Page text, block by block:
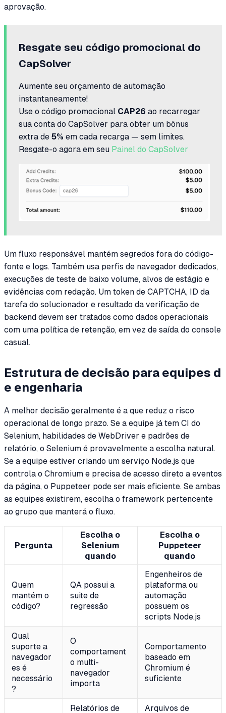
aprovação.
Resgate seu código promocional do
CapSolver
Aumente seu orçamento de automação
instantaneamente!
Use o código promocional CAP26 ao recarregar
sua conta do CapSolver para obter um bônus
extra de 5% em cada recarga — sem limites.
Resgate-o agora em seu Painel do CapSolver
Um fluxo responsável mantém segredos fora do código-
fonte e logs. Também usa perfis de navegador dedicados,
execuções de teste de baixo volume, alvos de estágio e
evidências com redação. Um token de CAPTCHA, ID da
tarefa do solucionador e resultado da verificação de
backend devem ser tratados como dados operacionais
com uma política de retenção, em vez de saída do console
casual.
Estrutura de decisão para equipes d
e engenharia
A melhor decisão geralmente é a que reduz o risco
operacional de longo prazo. Se a equipe já tem CI do
Selenium, habilidades de WebDriver e padrões de
relatório, o Selenium é provavelmente a escolha natural.
Se a equipe estiver criando um serviço Node.js que
controla o Chromium e precisa de acesso direto a eventos
da página, o Puppeteer pode ser mais eficiente. Se ambas
as equipes existirem, escolha o framework pertencente
ao grupo que manterá o fluxo.
Pergunta
Escolha o
Selenium
quando
Escolha o
Puppeteer
quando
Quem
mantém o
código?
QA possui a
suite de
regressão
Engenheiros de
plataforma ou
automação
possuem os
scripts Node.js
Qual
suporte a
navegador
es é
necessário
?
O
comportament
o multi-
navegador
importa
Comportamento
baseado em
Chromium é
suficiente
Relatórios de Arquivos de